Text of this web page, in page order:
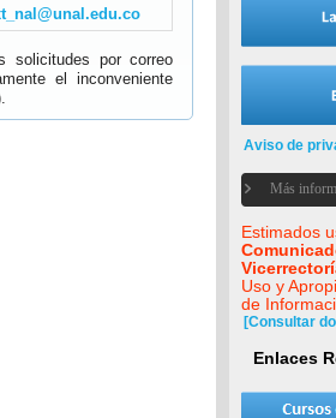
solicitudes por correo
el inconveniente
Aviso de
Más
Estimados
Uso y
de
[Consultar
Enlaces